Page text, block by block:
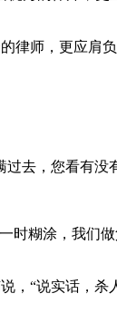
师，更应肩
去，您看有没
糊涂，我们
“说实话，杀